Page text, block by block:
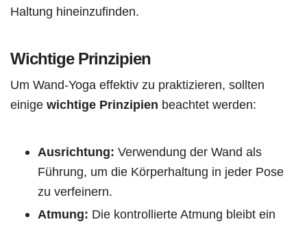
Haltung hineinzufinden.
Wichtige Prinzipien
Um Wand-Yoga effektiv zu praktizieren, sollten
einige wichtige Prinzipien beachtet werden:
Ausrichtung: Verwendung der Wand als
Führung, um die Körperhaltung in jeder Pose
zu verfeinern.
Atmung: Die kontrollierte Atmung bleibt ein